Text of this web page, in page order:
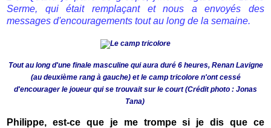
Serme, qui était remplaçant et nous a envoyés des
messages d'encouragements tout au long de la semaine.
Tout au long d'une finale masculine qui aura duré 6 heures, Renan Lavigne
(au deuxième rang à gauche) et le camp tricolore n'ont cessé
d'encourager le joueur qui se trouvait sur le court(Crédit photo : Jonas
Tana)
Philippe, est-ce que je me trompe si je dis que ce